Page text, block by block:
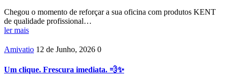
Chegou o momento de reforçar a sua oficina com produtos KENT
de qualidade profissional…
ler mais
Amivatio 12 de Junho, 2026 0
Um clique. Frescura imediata. 💨✨